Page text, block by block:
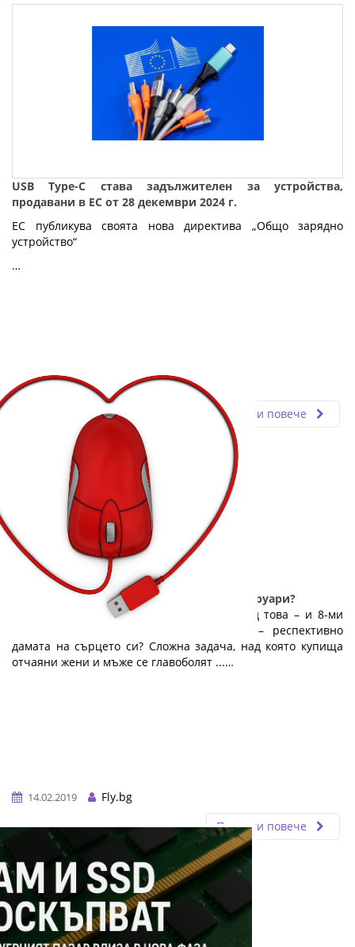
USB Type-C става задължителен за устройства,
продавани в ЕС от 28 декември 2024 г.
ЕС публикува своята нова директива „Общо зарядно
устройство“
…
11.03.2024
Fly.bg
Прочети повече
А вие? Избрахте ли подарък за 14-ти февруари?
14 февруари приближава неумолимо. След това – и 8-ми
март. Какво да купиш на половинката – респективно
дамата на сърцето си? Сложна задача, над която купища
отчаяни жени и мъже се главоболят ...…
14.02.2019
Fly.bg
Прочети повече